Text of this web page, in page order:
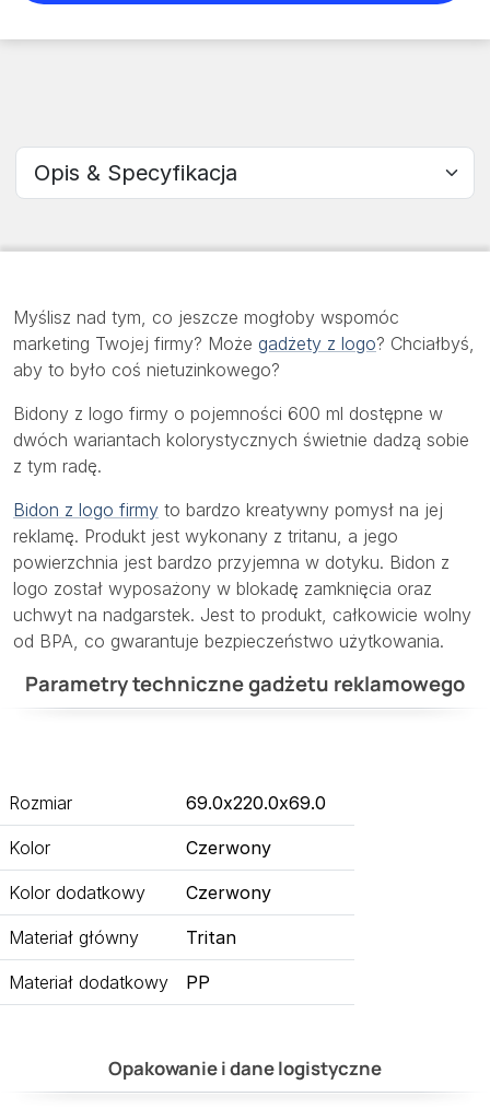
Myślisz nad tym, co jeszcze mogłoby wspomóc
marketing Twojej firmy? Może gadżety z logo? Chciałbyś,
aby to było coś nietuzinkowego?
Bidony z logo firmy o pojemności 600 ml dostępne w
dwóch wariantach kolorystycznych świetnie dadzą sobie
z tym radę.
Bidon z logo firmy to bardzo kreatywny pomysł na jej
reklamę. Produkt jest wykonany z tritanu, a jego
powierzchnia jest bardzo przyjemna w dotyku. Bidon z
logo został wyposażony w blokadę zamknięcia oraz
uchwyt na nadgarstek. Jest to produkt, całkowicie wolny
od BPA, co gwarantuje bezpieczeństwo użytkowania.
Parametry techniczne gadżetu reklamowego
Rozmiar 69.0x220.0x69.0
Kolor Czerwony
Kolor dodatkowy Czerwony
Materiał główny Tritan
Materiał dodatkowy PP
Opakowanie i dane logistyczne
Wybierz sekcję